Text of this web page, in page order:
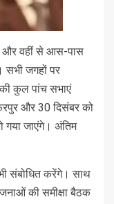
और वहीं से आस-पास
सभी जगहों पर
कुल पांच सभाएं
और 30 दिसंबर को
गया जाएंगे। अंतिम
संबोधित करेंगे। साथ
की समीक्षा बैठक